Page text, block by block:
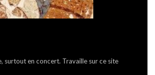
surtout en concert. Travaille sur ce site